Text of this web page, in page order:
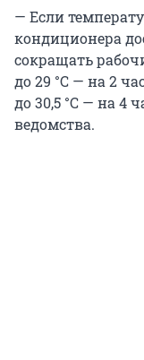
— Если
кондиционера
сокращать
до 29 °C — на 2
до 30,5 °C — на 4
ведомства.